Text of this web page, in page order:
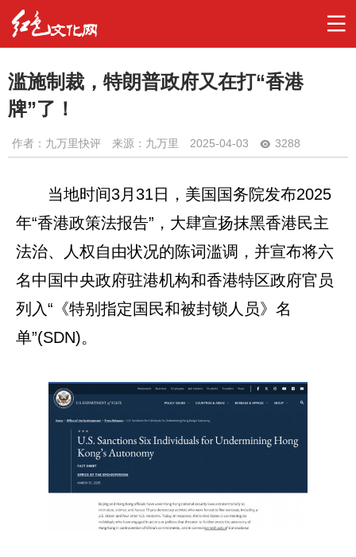
滥施制裁，特朗普政府又在打“香港
牌”了！
作者： 九万里快评 来源：九万里 2025-04-03 3288
当地时间3月31日，美国国务院发布2025
年“香港政策法报告”，大肆宣扬抹黑香港民主
法治、人权自由状况的陈词滥调，并宣布将六
名中国中央政府驻港机构和香港特区政府官员
列入“《特别指定国民和被封锁人员》名
单”(SDN)。